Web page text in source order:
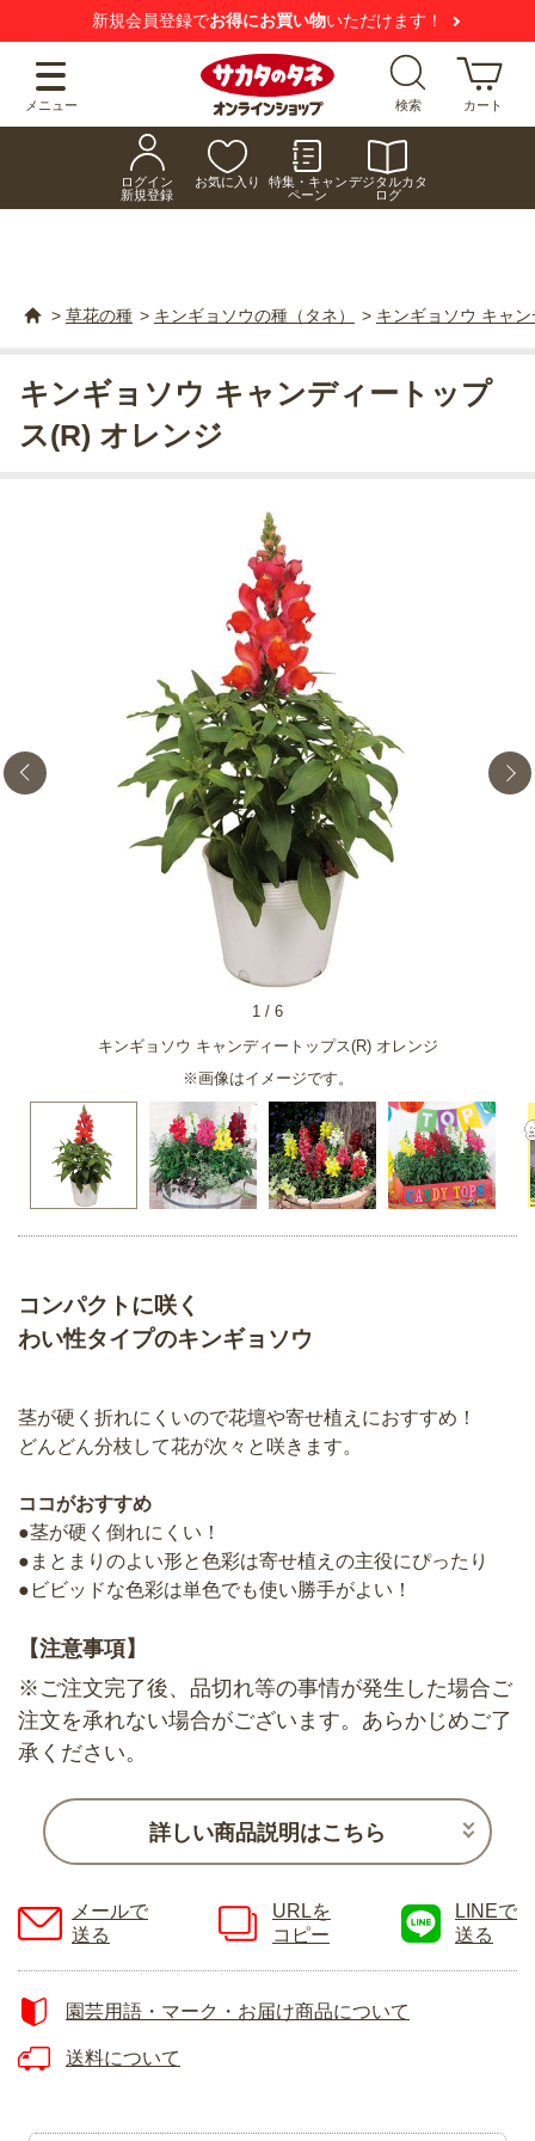
新規会員登録でお得にお買い物いただけます！
メニュー 検索 カート
ログイン
新規登録
お気に入り
特集・キャン
ペーン
デジタルカタ
ログ
> 草花の種 > キンギョソウの種（タネ） > キンギョソウ キャ
キンギョソウ キャンディートップス(R) オレンジ
※画像はイメージです。
1 / 6
キンギョソウ キャンディートップ
ス(R) オレンジ
コンパクトに咲く
わい性タイプのキンギョソウ
茎が硬く折れにくいので花壇や寄せ植えにおすすめ！
どんどん分枝して花が次々と咲きます。
ココがおすすめ
●茎が硬く倒れにくい！
●まとまりのよい形と色彩は寄せ植えの主役にぴったり
●ビビッドな色彩は単色でも使い勝手がよい！
【注意事項】
※ご注文完了後、品切れ等の事情が発生した場合ご
注文を承れない場合がございます。あらかじめご了
承ください。
詳しい商品説明はこちら
メールで
送る
URLを
コピー
LINEで
送る
園芸用語・マーク・お届け商品について
送料について